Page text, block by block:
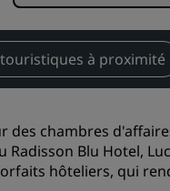
à proximité
des chambres
Blu Hotel,
hôteliers, qui